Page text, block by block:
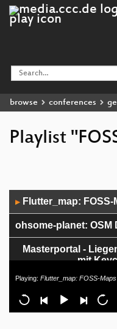
browse conferences
Playlist
Player
▶ Flutter_map:
ohsome-planet: OSM
Masterportal -
mit
Barrierefreies
10 Jahre
Playing: Flutter_map: FOSS-